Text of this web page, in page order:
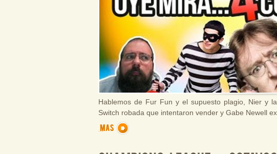
Hablemos de Fur Fun y el supuesto plagio, Nier y
Switch robada que intentaron vender y Gabe Newell